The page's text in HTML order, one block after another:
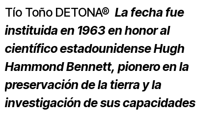
Tío Toño DETONA® La fecha fue
instituida en 1963 en honor al
científico estadounidense Hugh
Hammond Bennett, pionero en la
preservación de la tierra y la
investigación de sus capacidades